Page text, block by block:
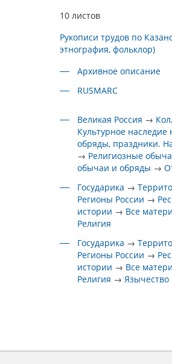
10 листов
Рукописи трудов по
этнография, фольклор)
Архивное описание
RUSMARC
Великая Россия →
Культурное наследие
обряды, праздники.
→ Религиозные
обычаи и обряды →
Государика →
Регионы России →
истории → Все
Религия
Государика →
Регионы России →
истории → Все
Религия →Язычество